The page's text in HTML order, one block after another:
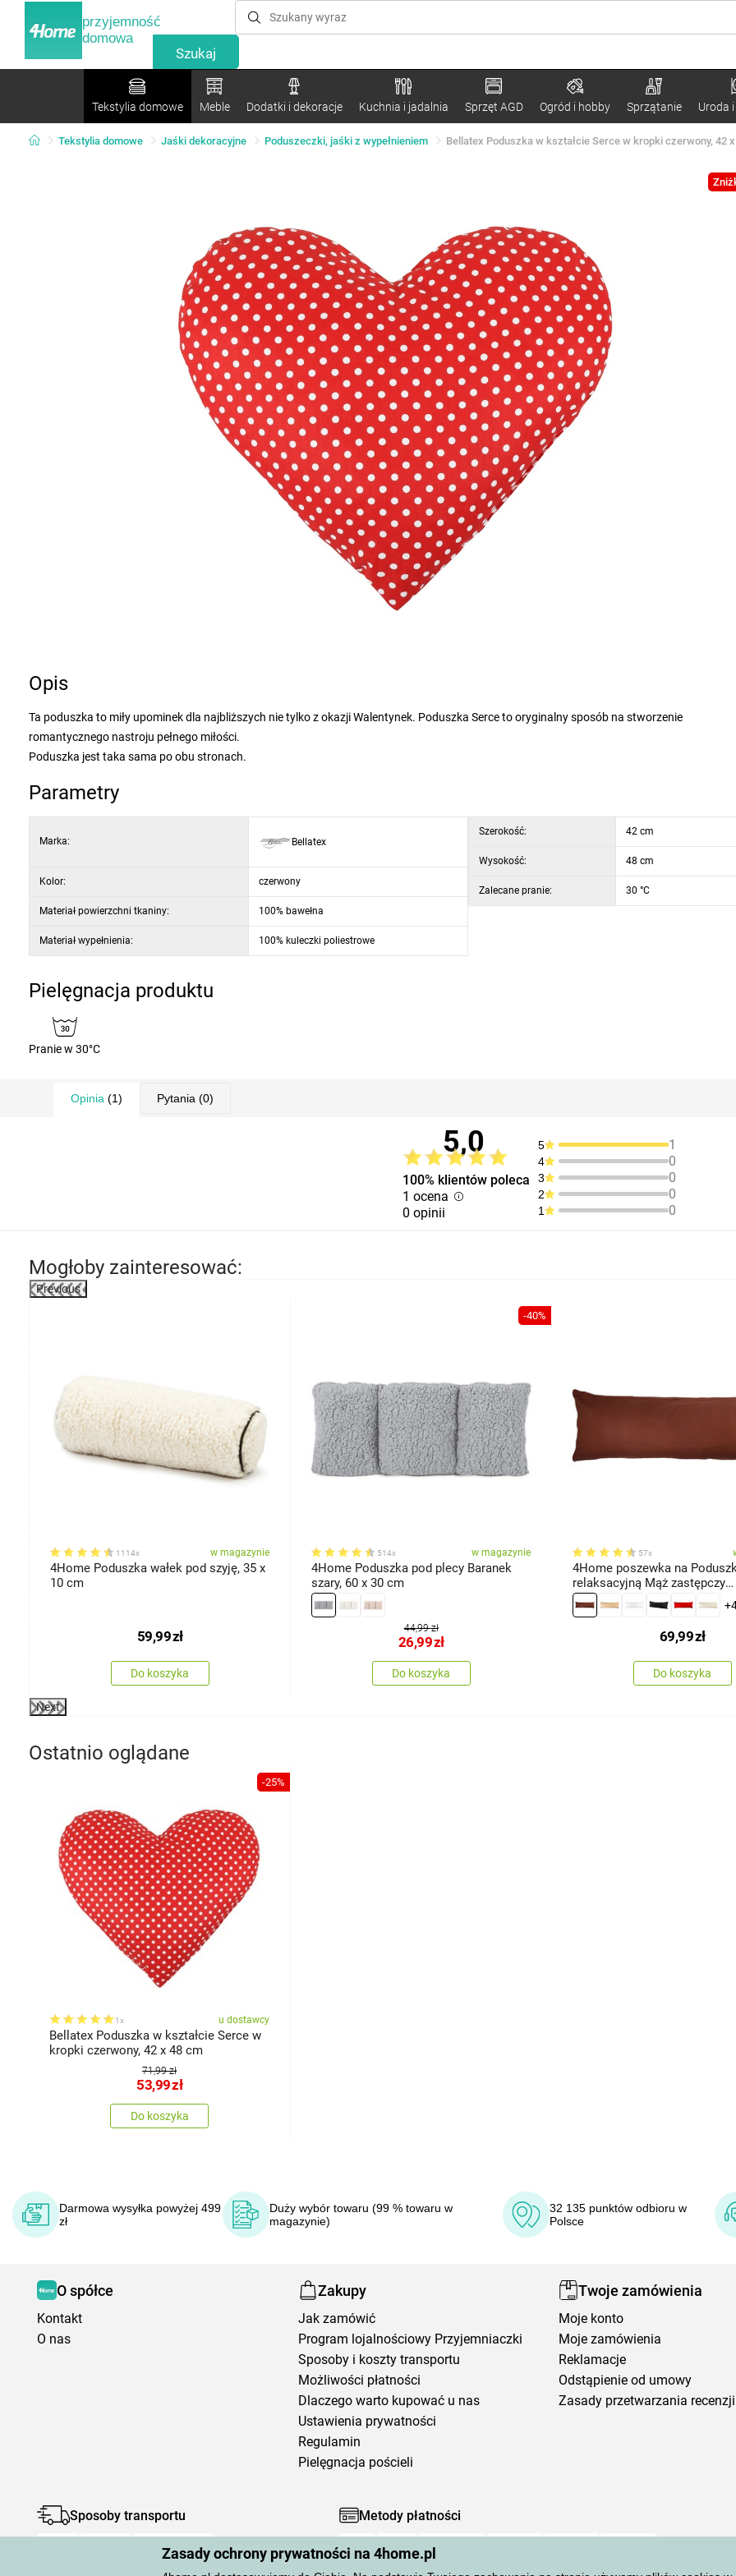
Zasady ochrony prywatności na 4home.pl
przyjemność
domowa
Tekstylia domowe Meble Dodatki i dekoracje Kuchnia i jadalnia Sprzęt AGD Ogród i hobby Sprzątanie Uroda
Tekstylia domowe Jaśki dekoracyjne Poduszeczki, jaśki z wypełnieniem Bellatex Poduszka w kształcie Serce w kropki czerwony, 42
Opis
Ta poduszka to miły upominek dla najbliższych nie tylko z okazji Walentynek. Poduszka Serce to oryginalny sposób na stworzenie
romantycznego nastroju pełnego miłości.
Poduszka jest taka sama po obu stronach.
Parametry
Marka: Bellatex
Kolor: czerwony
Materiał powierzchni tkaniny: 100% bawełna
Materiał wypełnienia: 100% kuleczki poliestrowe
Szerokość: 42 cm
Wysokość: 48 cm
Zalecane pranie: 30 °C
Pielęgnacja produktu
Pranie w 30°C
Opinia (1) Pytania (0)
5,0
100% klientów poleca
1 ocena
0 opinii
5 1
4 0
3 0
2 0
1 0
Mogłoby zainteresować:
Previous
1114x w magazynie
4Home Poduszka wałek pod szyję, 35 x
10 cm
59,99zł
Do koszyka
-40%
514x w magazynie
4Home Poduszka pod plecy Baranek
szary, 60 x 30 cm
44,99 zł
26,99zł
Do koszyka
57x
4Home poszewka na
relaksacyjną Mąż zastępczy
ciemnobrązowy, 50 x 150 cm
69,99zł
Do koszyka
Next
Ostatnio oglądane
-25%
1x u dostawcy
Bellatex Poduszka w kształcie Serce w
kropki czerwony, 42 x 48 cm
71,99 zł
53,99zł
Do koszyka
Darmowa wysyłka powyżej 499
zł
Duży wybór towaru (99 % towaru w
magazynie)
32 135 punktów odbioru w
Polsce
O spółce
Kontakt
O nas
Zakupy
Jak zamówić
Program lojalnościowy Przyjemniaczki
Sposoby i koszty transportu
Możliwości płatności
Dlaczego warto kupować u nas
Ustawienia prywatności
Regulamin
Pielęgnacja pościeli
Twoje zamówienia
Moje konto
Moje zamówienia
Reklamacje
Odstąpienie od umowy
Zasady przetwarzania recenzji
Sposoby transportu Metody płatności